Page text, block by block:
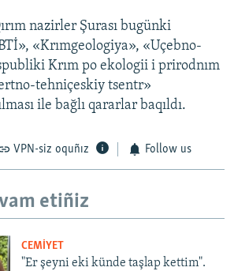
nazirler Şurası bugünki
«Krımgeologiya», «Uçebno-
Krım po ekologii i prirodnım
tehniçeskiy tsentr»
ile bağlı qararlar baqıldı.
VPN-siz oquñız Follow us
etiñiz
CEMİYET
"Er şeyni eki künde taşlap kettim".